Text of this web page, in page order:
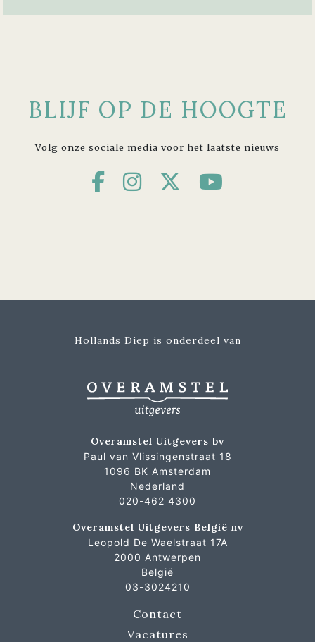
BLIJF OP DE HOOGTE
Volg onze sociale media voor het laatste nieuws
Hollands Diep is onderdeel van
Overamstel Uitgevers bv
Paul van Vlissingenstraat 18
1096 BK Amsterdam
Nederland
020-462 4300
Overamstel Uitgevers België nv
Leopold De Waelstraat 17A
2000 Antwerpen
België
03-3024210
Contact
Vacatures